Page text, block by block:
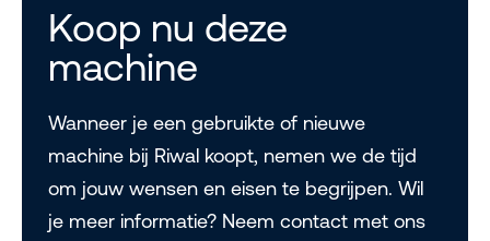
Koop nu deze
machine
Wanneer je een gebruikte of nieuwe
machine bij Riwal koopt, nemen we de tijd
om jouw wensen en eisen te begrijpen. Wil
je meer informatie? Neem contact met ons